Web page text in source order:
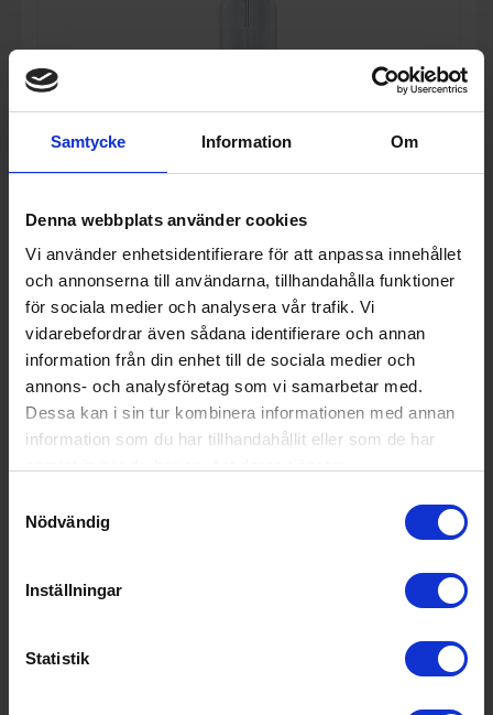
Samtycke Information Om
Denna webbplats använder cookies
Vi använder enhetsidentifierare för att anpassa innehållet
och annonserna till användarna, tillhandahålla funktioner
för sociala medier och analysera vår trafik. Vi
vidarebefordrar även sådana identifierare och annan
information från din enhet till de sociala medier och
annons- och analysföretag som vi samarbetar med.
Dessa kan i sin tur kombinera informationen med annan
information som du har tillhandahållit eller som de har
Nödvändig
Inställningar
Statistik
Kolsyremaskin
Smeg
SKC01WHM, stilren kolsyremaskin,
Mattvit
Färg: Vit
Medföljande flaskor (st): 1
1 995:-